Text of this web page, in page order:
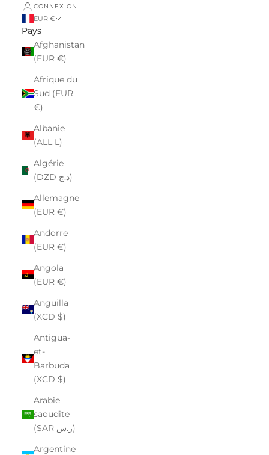
CONNEXION
EUR €
Pays
Afghanistan
(EUR €)
Afrique du
Sud (EUR
€)
Albanie
(ALL L)
Algérie
(DZD د.ج)
Allemagne
(EUR €)
Andorre
(EUR €)
Angola
(EUR €)
Anguilla
(XCD $)
Antigua-
et-
Barbuda
(XCD $)
Arabie
saoudite
(SAR ر.س)
Argentine